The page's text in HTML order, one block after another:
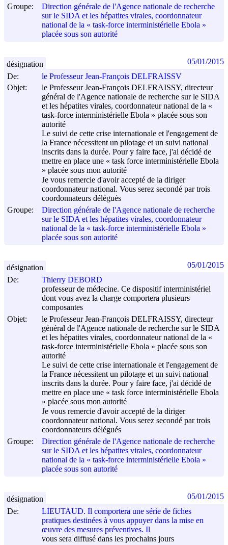
Groupe:
Direction générale de l'Agence nationale de recherche
sur le SIDA et les hépatites virales, coordonnateur
national de la « task-force interministérielle Ebola »
placée sous son autorité
De:
le Professeur Jean-François DELFRAISSV
Objet:
le Professeur Jean-François DELFRAISSY, directeur
général de l'Agence nationale de recherche sur le SIDA
et les hépatites virales, coordonnateur national de la «
task-force interministérielle Ebola » placée sous son
autorité
Le suivi de cette crise internationale et l'engagement de
la France nécessitent un pilotage et un suivi national
inscrits dans la durée. Pour y faire face, j'ai décidé de
mettre en place une « task force interministérielle Ebola
» placée sous mon autorité
Je vous remercie d'avoir accepté de la diriger
coordonnateur national. Vous serez secondé par trois
coordonnateurs délégués
Groupe:
Direction générale de l'Agence nationale de recherche
sur le SIDA et les hépatites virales, coordonnateur
national de la « task-force interministérielle Ebola »
placée sous son autorité
désignation 05/01/2015
De:
Thierry DEBORD
professeur de médecine. Ce dispositif interministériel
dont vous avez la charge comportera plusieurs
composantes
Objet:
le Professeur Jean-François DELFRAISSY, directeur
général de l'Agence nationale de recherche sur le SIDA
et les hépatites virales, coordonnateur national de la «
task-force interministérielle Ebola » placée sous son
autorité
Le suivi de cette crise internationale et l'engagement de
la France nécessitent un pilotage et un suivi national
inscrits dans la durée. Pour y faire face, j'ai décidé de
mettre en place une « task force interministérielle Ebola
» placée sous mon autorité
Je vous remercie d'avoir accepté de la diriger
coordonnateur national. Vous serez secondé par trois
coordonnateurs délégués
Groupe:
Direction générale de l'Agence nationale de recherche
sur le SIDA et les hépatites virales, coordonnateur
national de la « task-force interministérielle Ebola »
placée sous son autorité
désignation 05/01/2015
De:
LIEUTAUD. Il comportera une série de fiches
pratiques destinées à vous appuyer dans la mise en
œuvre des mesures préventives. Il
vous sera diffusé dans les prochains jours
désignation 05/01/2015